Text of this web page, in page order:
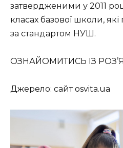
затвердженими у 2011
класах базової школи,
за стандартом НУШ.
ОЗНАЙОМИТИСЬ ІЗ
Джерело: сайт osvita.ua